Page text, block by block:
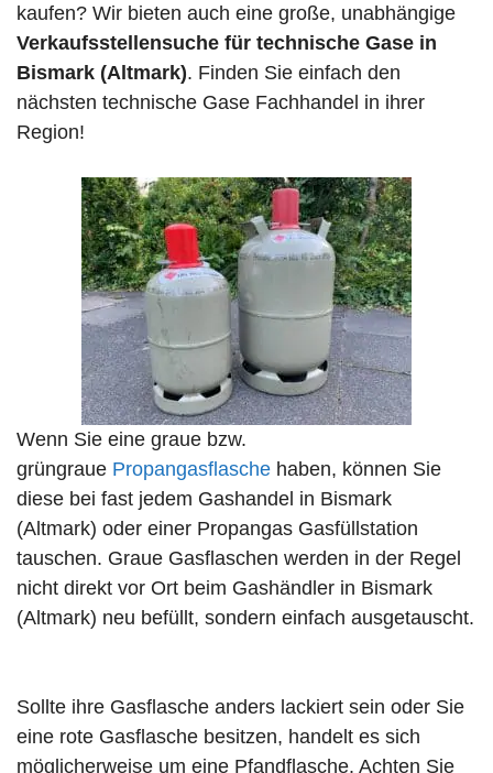
kaufen? Wir bieten auch eine große, unabhängige
Verkaufsstellensuche für technische Gase in
Bismark (Altmark). Finden Sie einfach den
nächsten technische Gase Fachhandel in ihrer
Region!
Wenn Sie eine graue bzw.
grüngraue Propangasflasche haben, können Sie
diese bei fast jedem Gashandel in Bismark
(Altmark) oder einer Propangas Gasfüllstation
tauschen. Graue Gasflaschen werden in der Regel
nicht direkt vor Ort beim Gashändler in Bismark
(Altmark) neu befüllt, sondern einfach ausgetauscht.
Sollte ihre Gasflasche anders lackiert sein oder Sie
eine rote Gasflasche besitzen, handelt es sich
möglicherweise um eine Pfandflasche. Achten Sie